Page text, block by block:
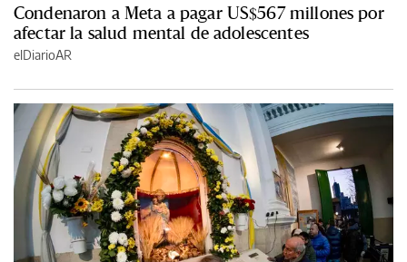
Condenaron a Meta a pagar US$567 millones por
afectar la salud mental de adolescentes
elDiarioAR